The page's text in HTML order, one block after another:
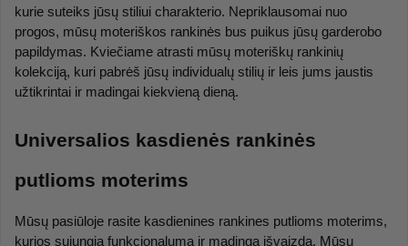
kurie suteiks jūsų stiliui charakterio. Nepriklausomai nuo
progos, mūsų moteriškos rankinės bus puikus jūsų garderobo
papildymas. Kviečiame atrasti mūsų moteriškų rankinių
kolekciją, kuri pabrėš jūsų individualų stilių ir leis jums jaustis
užtikrintai ir madingai kiekvieną dieną.
Universalios kasdienės rankinės
putlioms moterims
Mūsų pasiūloje rasite kasdienines rankines putlioms moterims,
kurios sujungia funkcionalumą ir madingą išvaizdą. Mūsų